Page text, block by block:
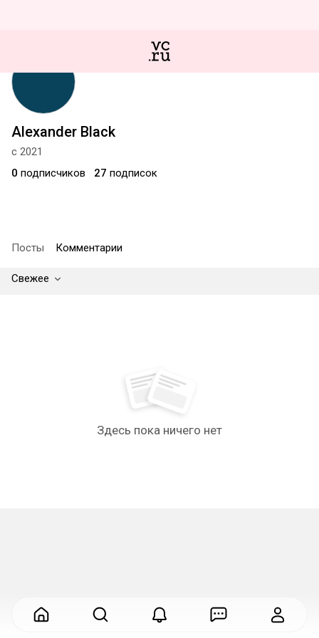
Alexander Black
с 2021
0 подписчиков 27 подписок
Посты Комментарии
Свежее
Здесь пока ничего нет